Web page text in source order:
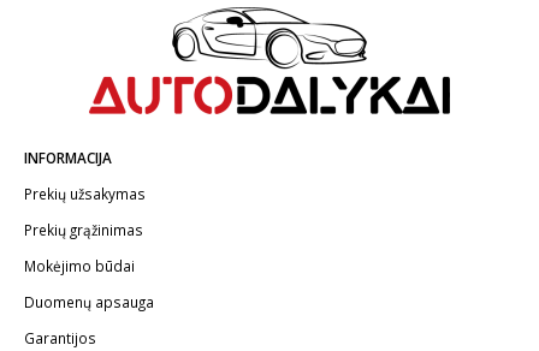
INFORMACIJA
Prekių užsakymas
Prekių grąžinimas
Mokėjimo būdai
Duomenų apsauga
Garantijos